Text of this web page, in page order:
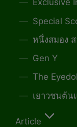
Exclusive
Special
หนึ่งสมอง
Gen Y
The Eyedol
เยาวชนต้น
Article